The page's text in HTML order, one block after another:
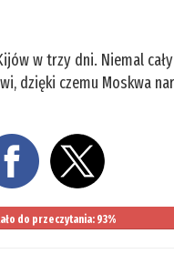
w trzy dni. Niemal
dzięki czemu Moskwa
do przeczytania: 93%